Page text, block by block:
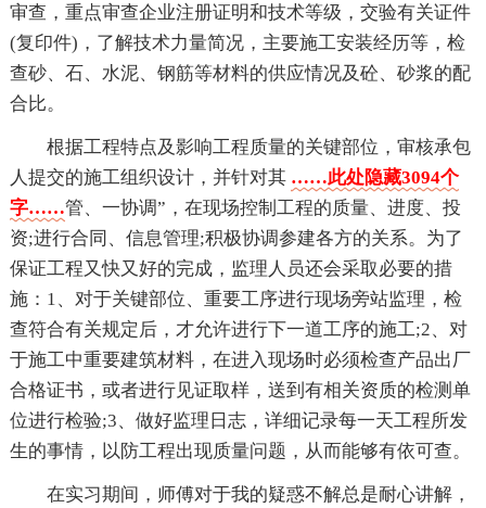
审查，重点审查企业注册证明和技术等级，交验有关证件
(复印件)，了解技术力量简况，主要施工安装经历等，检
查砂、石、水泥、钢筋等材料的供应情况及砼、砂浆的配
合比。
根据工程特点及影响工程质量的关键部位，审核承包
人提交的施工组织设计，并针对其 ……此处隐藏3094个
字……管、一协调”，在现场控制工程的质量、进度、投
资;进行合同、信息管理;积极协调参建各方的关系。为了
保证工程又快又好的完成，监理人员还会采取必要的措
施：1、对于关键部位、重要工序进行现场旁站监理，检
查符合有关规定后，才允许进行下一道工序的施工;2、对
于施工中重要建筑材料，在进入现场时必须检查产品出厂
合格证书，或者进行见证取样，送到有相关资质的检测单
位进行检验;3、做好监理日志，详细记录每一天工程所发
生的事情，以防工程出现质量问题，从而能够有依可查。
在实习期间，师傅对于我的疑惑不解总是耐心讲解，